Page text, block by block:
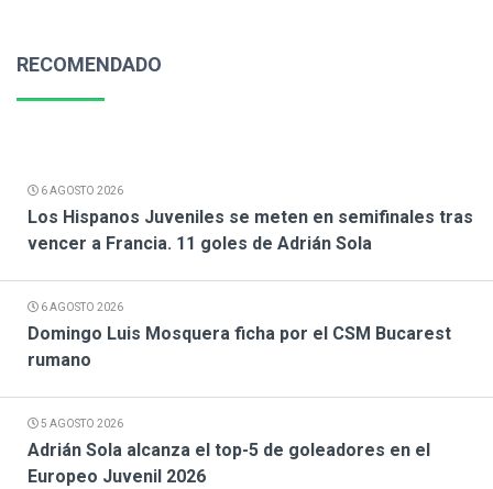
RECOMENDADO
6 AGOSTO 2026
Los Hispanos Juveniles se meten en semifinales tras
vencer a Francia. 11 goles de Adrián Sola
6 AGOSTO 2026
Domingo Luis Mosquera ficha por el CSM Bucarest
rumano
5 AGOSTO 2026
Adrián Sola alcanza el top-5 de goleadores en el
Europeo Juvenil 2026